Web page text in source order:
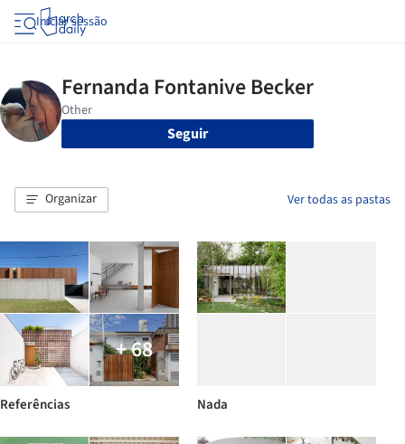
Iniciar sessão
Seguir
Organizar Ver todas as pastas
+ 68
Referências Nada